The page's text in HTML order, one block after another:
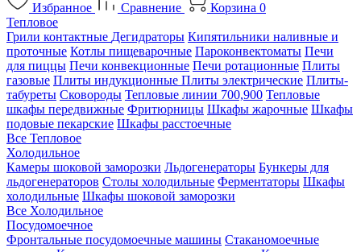
Избранное Сравнение Корзина 0
Тепловое
Грили контактные Дегидраторы Кипятильники наливные и
проточные Котлы пищеварочные Пароконвектоматы Печи
для пиццы Печи конвекционные Печи ротационные Плиты
газовые Плиты индукционные Плиты электрические Плиты-
табуреты Сковороды Тепловые линии 700,900 Тепловые
шкафы передвижные Фритюрницы Шкафы жарочные Шкафы
подовые пекарские Шкафы расстоечные
Все Тепловое
Холодильное
Камеры шоковой заморозки Льдогенераторы Бункеры для
льдогенераторов Столы холодильные Ферментаторы Шкафы
холодильные Шкафы шоковой заморозки
Все Холодильное
Посудомоечное
Фронтальные посудомоечные машины Стаканомоечные